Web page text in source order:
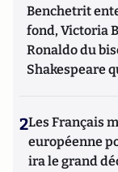
Benchetrit
fond, Victoria
Ronaldo du
Shakespeare
2Les Français
européenne
ira le grand